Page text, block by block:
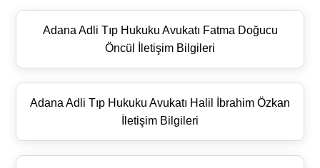
Adana Adli Tıp Hukuku Avukatı Fatma Doğucu
Öncül İletişim Bilgileri
Adana Adli Tıp Hukuku Avukatı Halil İbrahim Özkan
İletişim Bilgileri